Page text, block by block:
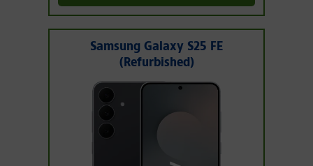
Samsung Galaxy S25 FE
(Refurbished)